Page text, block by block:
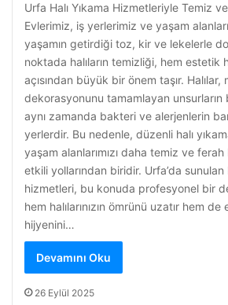
Urfa Halı Yıkama Hizmetleriyle Temiz
Evlerimiz, iş yerlerimiz ve yaşam
yaşamın getirdiği toz, kir ve lekelerle
noktada halıların temizliği, hem estetik
açısından büyük bir önem taşır. Halılar,
dekorasyonunu tamamlayan unsurların
aynı zamanda bakteri ve alerjenlerin
yerlerdir. Bu nedenle, düzenli halı
yaşam alanlarımızı daha temiz ve
etkili yollarından biridir. Urfa’da sunulan
hizmetleri, bu konuda profesyonel bir
hem halılarınızın ömrünü uzatır hem
hijyenini…
Devamını Oku
26 Eylül 2025